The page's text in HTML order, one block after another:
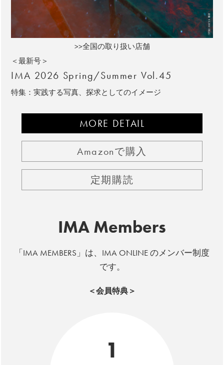
>>全国の取り扱い店舗
＜最新号＞
IMA 2026 Spring/Summer Vol.45
特集：実践する写真、探求としてのイメージ
MORE DETAIL
Amazonで購入
定期購読
IMA Members
「IMA MEMBERS」は、IMA ONLINE のメンバー制度
です。
＜会員特典＞
1